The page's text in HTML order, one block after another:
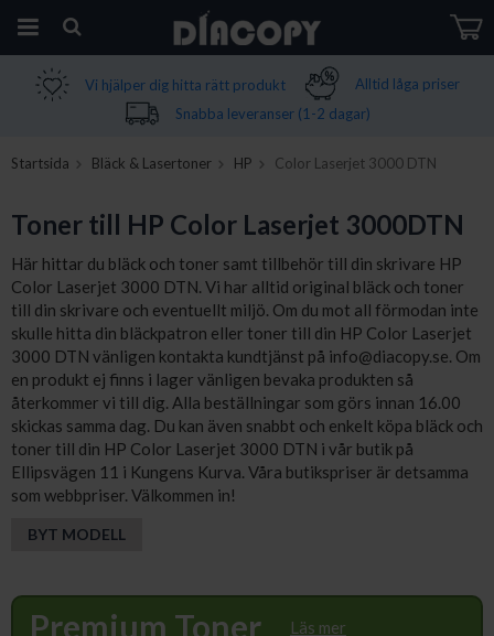
Produkten har blivit tillagd i varukorgen
Vi hjälper dig hitta rätt produkt
Alltid låga priser
Snabba leveranser (1-2 dagar)
Startsida Bläck & Lasertoner HP Color Laserjet 3000 DTN
Toner till HP Color Laserjet 3000DTN
Här hittar du bläck och toner samt tillbehör till din skrivare HP
Color Laserjet 3000 DTN. Vi har alltid original bläck och toner
till din skrivare och eventuellt miljö. Om du mot all förmodan inte
skulle hitta din bläckpatron eller toner till din HP Color Laserjet
3000 DTN vänligen kontakta kundtjänst på info@diacopy.se. Om
en produkt ej finns i lager vänligen bevaka produkten så
återkommer vi till dig. Alla beställningar som görs innan 16.00
skickas samma dag. Du kan även snabbt och enkelt köpa bläck och
toner till din HP Color Laserjet 3000 DTN i vår butik på
Ellipsvägen 11 i Kungens Kurva. Våra butikspriser är detsamma
som webbpriser. Välkommen in!
BYT MODELL
Premium Toner Läs mer